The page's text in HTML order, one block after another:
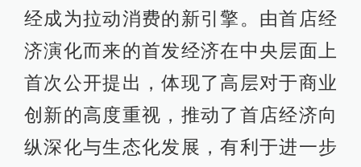
经成为拉动消费的新引擎。由首店经
济演化而来的首发经济在中央层面上
首次公开提出，体现了高层对于商业
创新的高度重视，推动了首店经济向
纵深化与生态化发展，有利于进一步